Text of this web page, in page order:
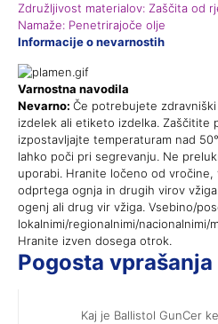
Združljivost materialov: Zaščita od
Namaže: Penetrirajoče olje
Informacije o nevarnostih
Varnostna navodila
Nevarno: Če potrebujete
izdelek ali etiketo izdelka. Zaščitite
izpostavljajte temperaturam nad
lahko poči pri segrevanju. Ne
uporabi. Hranite ločeno od
odprtega ognja in drugih virov
ogenj ali drug vir vžiga. Vsebino/
lokalnimi/regionalnimi/nacionalnimi/
Hranite izven dosega otrok.
Pogosta vprašanja
Kaj je Ballistol GunCer